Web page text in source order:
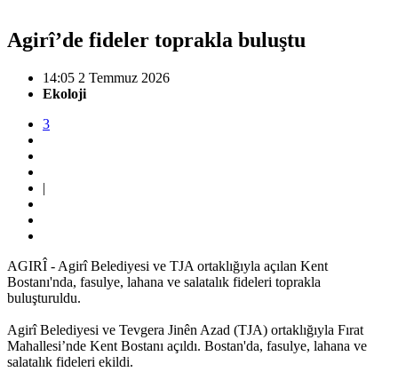
Agirî’de fideler toprakla buluştu
14:05 2 Temmuz 2026
Ekoloji
3
|
AGIRÎ - Agirî Belediyesi ve TJA ortaklığıyla açılan Kent
Bostanı'nda, fasulye, lahana ve salatalık fideleri toprakla
buluşturuldu.
Agirî Belediyesi ve Tevgera Jinên Azad (TJA) ortaklığıyla Fırat
Mahallesi’nde Kent Bostanı açıldı. Bostan'da, fasulye, lahana ve
salatalık fideleri ekildi.